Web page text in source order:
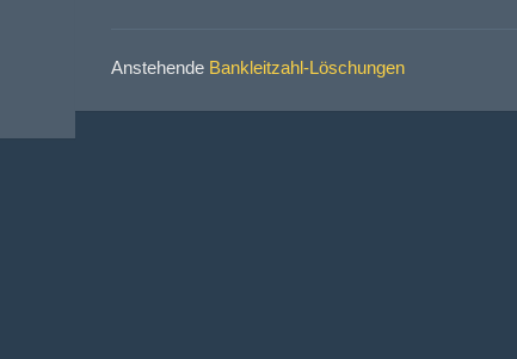
Anstehende Bankleitzahl-Löschungen